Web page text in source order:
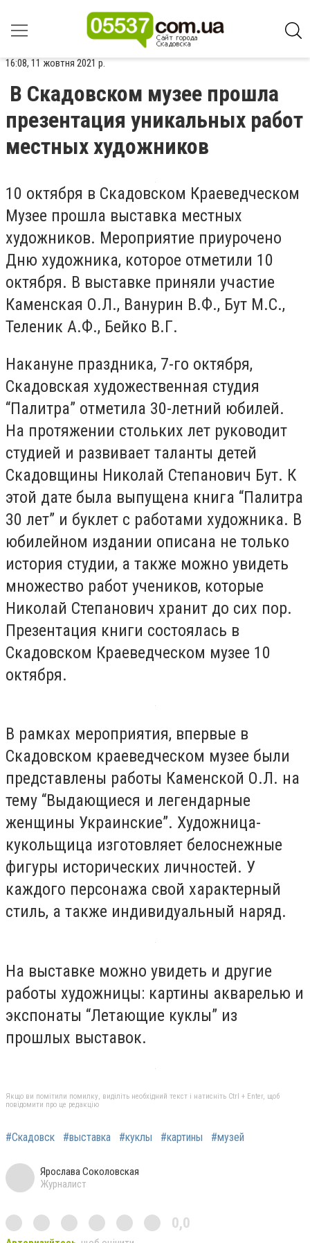
16:08, 11 жовтня 2021 р.
В Скадовском музее прошла
презентация уникальных работ
местных художников
10 октября в Скадовском Краеведческом
Музее прошла выставка местных
художников. Мероприятие приурочено
Дню художника, которое отметили 10
октября. В выставке приняли участие
Каменская О.Л., Ванурин В.Ф., Бут М.С.,
Теленик А.Ф., Бейко В.Г.
Накануне праздника, 7-го октября,
Скадовская художественная студия
“Палитра” отметила 30-летний юбилей.
На протяжении стольких лет руководит
студией и развивает таланты детей
Скадовщины Николай Степанович Бут. К
этой дате была выпущена книга “Палитра
30 лет” и буклет с работами художника. В
юбилейном издании описана не только
история студии, а также можно увидеть
множество работ учеников, которые
Николай Степанович хранит до сих пор.
Презентация книги состоялась в
Скадовском Краеведческом музее 10
октября.
В рамках мероприятия, впервые в
Скадовском краеведческом музее были
представлены работы Каменской О.Л. на
тему “Выдающиеся и легендарные
женщины Украинские”. Художница-
кукольщица изготовляет белоснежные
фигуры исторических личностей. У
каждого персонажа свой характерный
стиль, а также индивидуальный наряд.
На выставке можно увидеть и другие
работы художницы: картины акварелью и
экспонаты “Летающие куклы” из
прошлых выставок.
Якщо ви помітили помилку, виділіть необхідний текст і натисніть Ctrl + Enter, щоб
повідомити про це редакцію
#Скадовск #выставка #куклы #картины #музей
Ярослава Соколовская
Журналист
0,0